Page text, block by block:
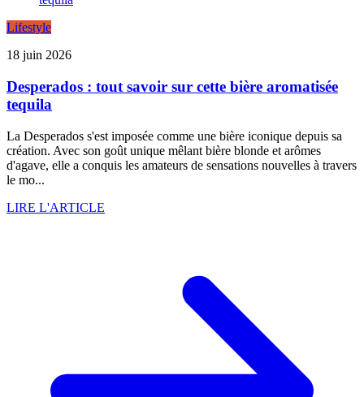
Lifestyle
18 juin 2026
Desperados : tout savoir sur cette bière aromatisée
tequila
La Desperados s'est imposée comme une bière iconique depuis sa
création. Avec son goût unique mêlant bière blonde et arômes
d'agave, elle a conquis les amateurs de sensations nouvelles à travers
le mo...
LIRE L'ARTICLE